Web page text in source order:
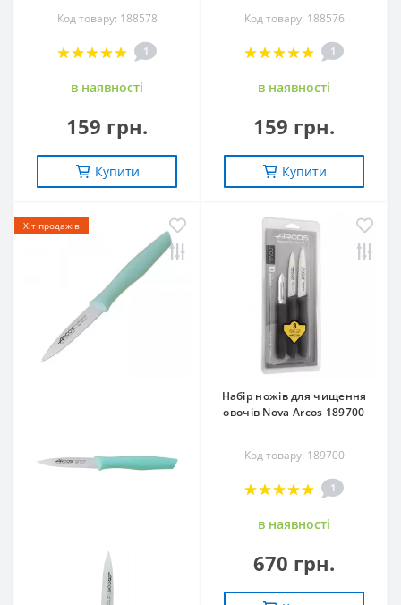
Код товару: 188578
1
в наявностi
159 грн.
Купити
Код товару: 188576
1
в наявностi
159 грн.
Купити
Хіт продажів
Набір ножів для чищення
овочів Nova Arcos 189700
Код товару: 189700
1
в наявностi
670 грн.